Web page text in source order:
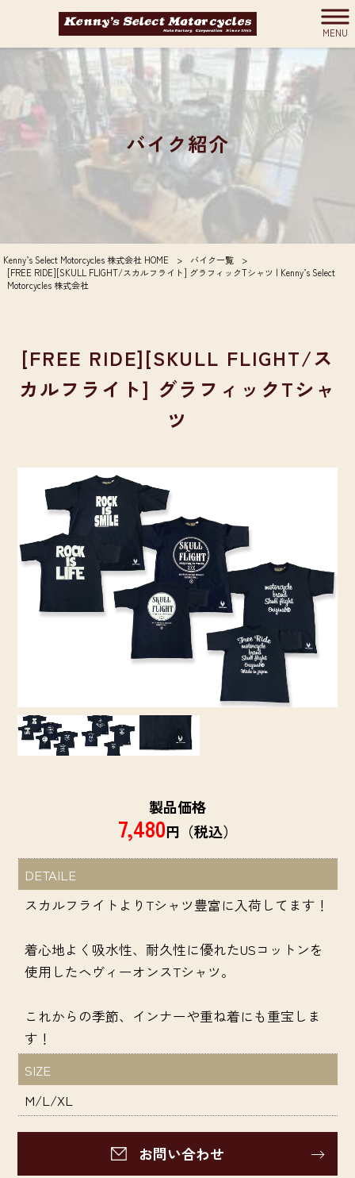
MENU
バイク紹介
Kenny’s Select Motorcycles 株式会社 HOME > バイク一覧
>
[FREE RIDE][SKULL FLIGHT/スカルフライト] グラフィックTシャツ | Kenny’s Select
Motorcycles 株式会社
[FREE RIDE][SKULL FLIGHT/ス
カルフライト] グラフィックTシャ
ツ
製品価格
7,480円（税込）
DETAILE
スカルフライトよりTシャツ豊富に入荷してます！
着心地よく吸水性、耐久性に優れたUSコットンを
使用したヘヴィーオンスTシャツ。
これからの季節、インナーや重ね着にも重宝しま
す！
SIZE
M/L/XL
お問い合わせ